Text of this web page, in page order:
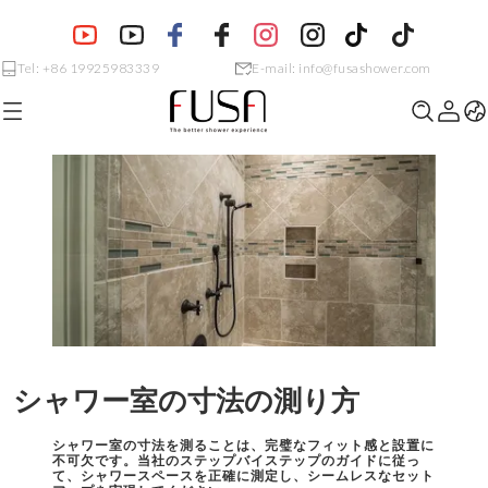
Tel: +86 19925983339 E-mail: info@fusashower.com
シャワー室の寸法の測り方
シャワー室の寸法を測ることは、完璧なフィット感と設置に
不可欠です。当社のステップバイステップのガイドに従っ
て、シャワースペースを正確に測定し、シームレスなセット